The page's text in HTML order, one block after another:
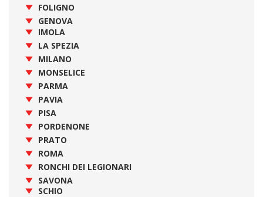
FOLIGNO
GENOVA
IMOLA
LA SPEZIA
MILANO
MONSELICE
PARMA
PAVIA
PISA
PORDENONE
PRATO
ROMA
RONCHI DEI LEGIONARI
SAVONA
SCHIO